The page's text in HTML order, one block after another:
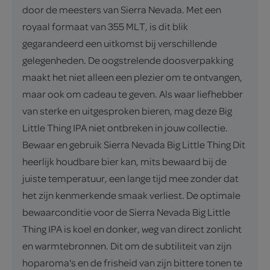
door de meesters van Sierra Nevada. Met een
royaal formaat van 355 MLT, is dit blik
gegarandeerd een uitkomst bij verschillende
gelegenheden. De oogstrelende doosverpakking
maakt het niet alleen een plezier om te ontvangen,
maar ook om cadeau te geven. Als waar liefhebber
van sterke en uitgesproken bieren, mag deze Big
Little Thing IPA niet ontbreken in jouw collectie.
Bewaar en gebruik Sierra Nevada Big Little Thing Dit
heerlijk houdbare bier kan, mits bewaard bij de
juiste temperatuur, een lange tijd mee zonder dat
het zijn kenmerkende smaak verliest. De optimale
bewaarconditie voor de Sierra Nevada Big Little
Thing IPA is koel en donker, weg van direct zonlicht
en warmtebronnen. Dit om de subtiliteit van zijn
hoparoma's en de frisheid van zijn bittere tonen te